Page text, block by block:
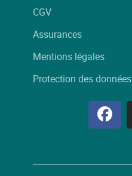
CGV
Assurances
Mentions légales
Protection des données